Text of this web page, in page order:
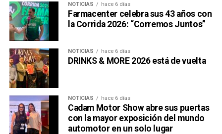
NOTICIAS hace 6 días
Farmacenter celebra sus 43 años con
la Corrida 2026: “Corremos Juntos”
NOTICIAS hace 6 días
DRINKS & MORE 2026 está de vuelta
NOTICIAS hace 6 días
Cadam Motor Show abre sus puertas
con la mayor exposición del mundo
automotor en un solo lugar